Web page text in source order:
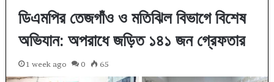
ডিএমপির তেজগাঁও ও মতিঝিল বিভাগে বিশেষ
অভিযান: অপরাধে জড়িত ১৪১ জন গ্রেফতার
1 week ago 0 65